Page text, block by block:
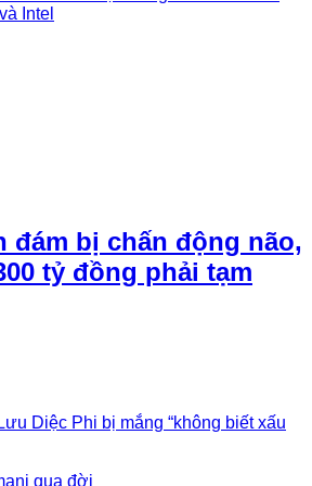
Intel
đám bị chấn động não,
tỷ đồng phải tạm
Diệc Phi bị mắng “không biết xấu
qua đời